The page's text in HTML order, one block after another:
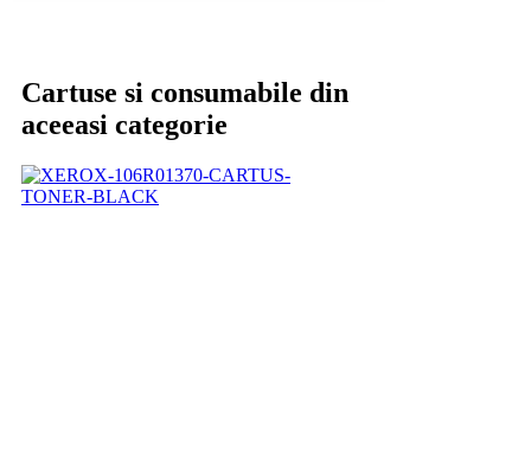
Cartuse si consumabile din
aceeasi categorie